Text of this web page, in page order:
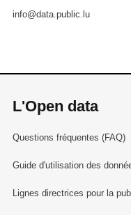
info@data.public.lu
L'Open data
Questions fréquentes (FAQ)
Guide d'utilisation des
Lignes directrices pour la